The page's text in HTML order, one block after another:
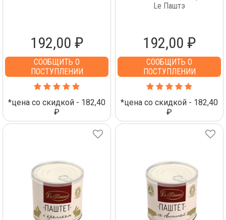
192,00 ₽
СООБЩИТЬ О
ПОСТУПЛЕНИИ
*цена со скидкой - 182,40
₽
Lе Паштэ
192,00 ₽
СООБЩИТЬ О
ПОСТУПЛЕНИИ
*цена со скидкой - 182,40
₽